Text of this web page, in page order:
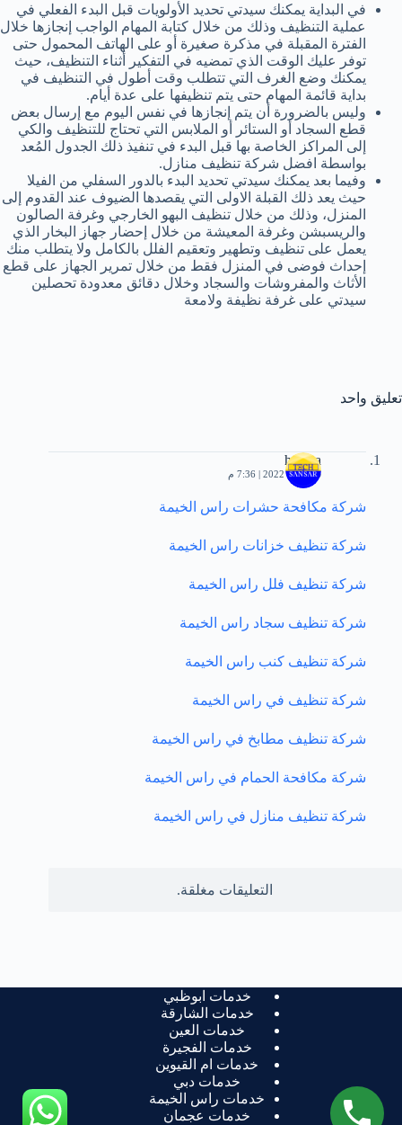
في البداية يمكنك سيدتي تحديد الأولويات قبل البدء الفعلي في
عملية التنظيف وذلك من خلال كتابة المهام الواجب إنجازها خلال
الفترة المقبلة في مذكرة صغيرة أو على الهاتف المحمول حتى
توفر عليك الوقت الذي تمضيه في التفكير أثناء التنظيف، حيث
يمكنك وضع الغرف التي تتطلب وقت أطول في التنظيف في
بداية قائمة المهام حتى يتم تنظيفها على عدة أيام.
وليس بالضرورة أن يتم إنجازها في نفس اليوم مع إرسال بعض
قطع السجاد أو الستائر أو الملابس التي تحتاج للتنظيف والكي
إلى المراكز الخاصة بها قبل البدء في تنفيذ ذلك الجدول المُعد
بواسطة افضل شركة تنظيف منازل.
وفيما بعد يمكنك سيدتي تحديد البدء بالدور السفلي من الفيلا
حيث يعد ذلك القبلة الاولى التي يقصدها الضيوف عند القدوم إلى
المنزل، وذلك من خلال تنظيف البهو الخارجي وغرفة الصالون
والريسبشن وغرفة المعيشة من خلال إحضار جهاز البخار الذي
يعمل على تنظيف وتطهير وتعقيم الفلل بالكامل ولا يتطلب منك
إحداث فوضى في المنزل فقط من خلال تمرير الجهاز على قطع
الأثاث والمفروشات والسجاد وخلال دقائق معدودة تحصلين
سيدتي على غرفة نظيفة ولامعة
تعليق واحد
hemaa
فبراير 1, 2022 | 7:36 م
شركة مكافحة حشرات راس الخيمة
شركة تنظيف خزانات راس الخيمة
شركة تنظيف فلل راس الخيمة
شركة تنظيف سجاد راس الخيمة
شركة تنظيف كنب راس الخيمة
شركة تنظيف في راس الخيمة
شركة تنظيف مطابخ في راس الخيمة
شركة مكافحة الحمام في راس الخيمة
شركة تنظيف منازل في راس الخيمة
التعليقات مغلقة.
خدمات ابوظبي
خدمات الشارقة
خدمات العين
خدمات الفجيرة
خدمات ام القيوين
خدمات دبي
خدمات راس الخيمة
خدمات عجمان